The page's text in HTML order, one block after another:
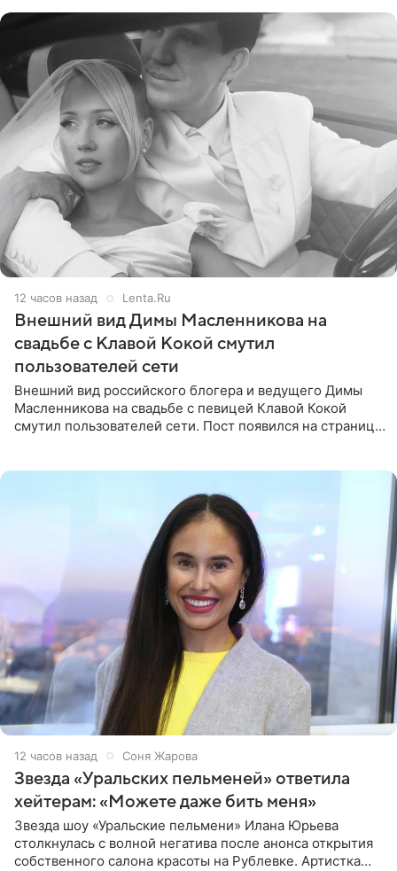
12 часов назад Lenta.Ru
Внешний вид Димы Масленникова на
свадьбе с Клавой Кокой смутил
пользователей сети
Внешний вид российского блогера и ведущего Димы
Масленникова на свадьбе с певицей Клавой Кокой
смутил пользователей сети. Пост появился на странице
12 часов назад Соня Жарова
Звезда «Уральских пельменей» ответила
хейтерам: «Можете даже бить меня»
Звезда шоу «Уральские пельмени» Илана Юрьева
столкнулась с волной негатива после анонса открытия
собственного салона красоты на Рублевке. Артистка